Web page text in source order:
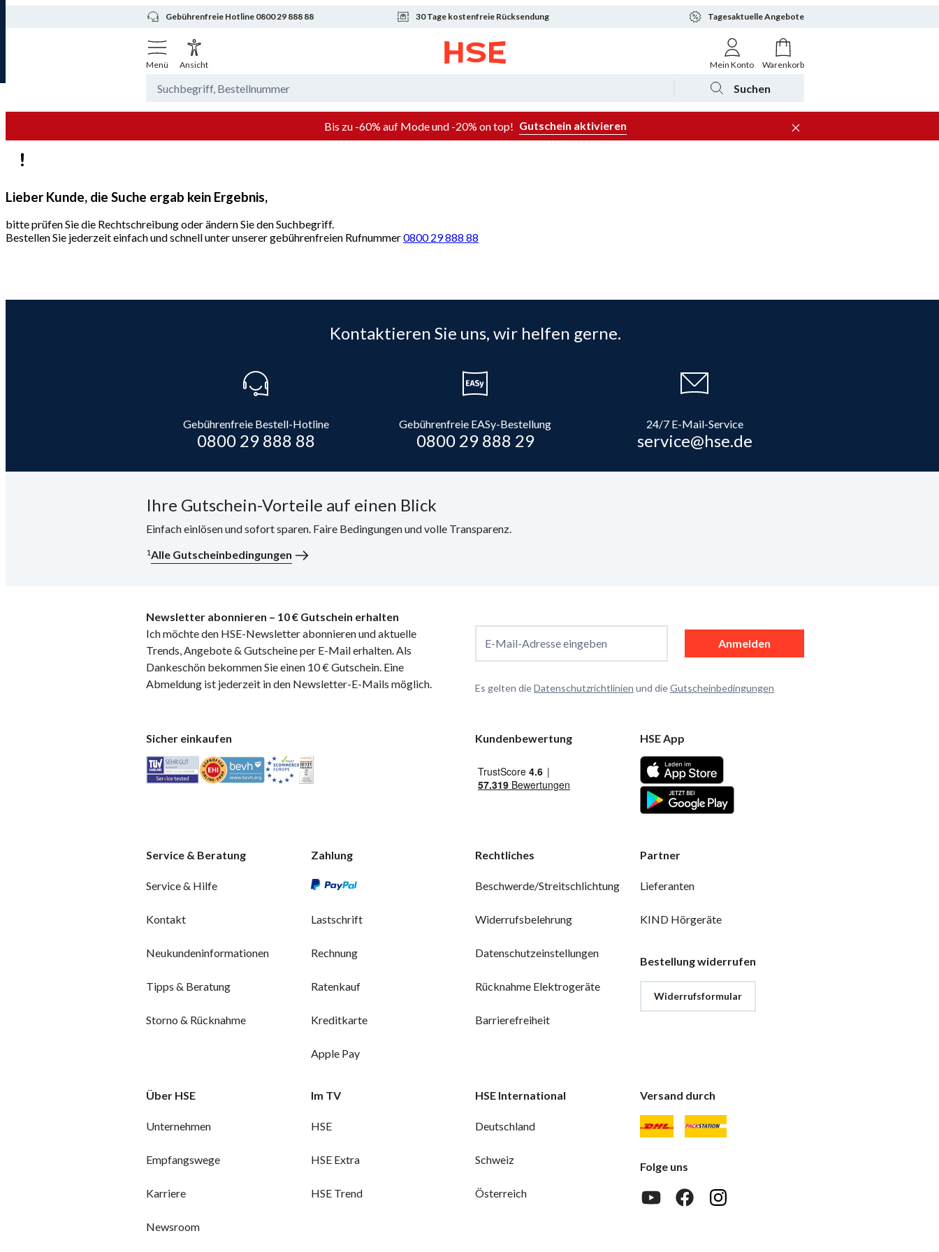
Gebührenfreie Hotline 0800 29 888 88 30 Tage kostenfreie Rücksendung Tagesaktuelle Angebote
Menü Ansicht Mein Konto Warenkorb
Suchen
Bis zu -60% auf Mode und -20% on top! Gutschein aktivieren
Lieber Kunde, die Suche ergab kein Ergebnis,
bitte prüfen Sie die Rechtschreibung oder ändern Sie den Suchbegriff.
Bestellen Sie jederzeit einfach und schnell unter unserer gebührenfreien Rufnummer0800 29 888 88
Kontaktieren Sie uns, wir helfen gerne.
Gebührenfreie Bestell-Hotline
0800 29 888 88
Gebührenfreie EASy-Bestellung
0800 29 888 29
24/7 E-Mail-Service
service@hse.de
Ihre Gutschein-Vorteile auf einen Blick
Einfach einlösen und sofort sparen. Faire Bedingungen und volle Transparenz.
1Alle Gutscheinbedingungen
Newsletter abonnieren – 10 € Gutschein erhalten
Ich möchte den HSE-Newsletter abonnieren und aktuelle
Trends, Angebote & Gutscheine per E-Mail erhalten. Als
Dankeschön bekommen Sie einen 10 € Gutschein. Eine
Abmeldung ist jederzeit in den Newsletter-E-Mails möglich.
E-Mail-Adresse eingeben Anmelden
Es gelten dieDatenschutzrichtlinien und dieGutscheinbedingungen
Sicher einkaufen Kundenbewertung HSE App
Service & Beratung
Service & Hilfe
Kontakt
Neukundeninformationen
Tipps & Beratung
Storno & Rücknahme
Zahlung
Lastschrift
Rechnung
Ratenkauf
Kreditkarte
Apple Pay
Rechtliches
Beschwerde/Streitschlichtung
Widerrufsbelehrung
Datenschutzeinstellungen
Rücknahme Elektrogeräte
Barrierefreiheit
Partner
Lieferanten
KIND Hörgeräte
Bestellung widerrufen
Widerrufsformular
Über HSE
Unternehmen
Empfangswege
Karriere
Newsroom
Im TV
HSE
HSE Extra
HSE Trend
HSE International
Deutschland
Schweiz
Österreich
Versand durch
Folge uns